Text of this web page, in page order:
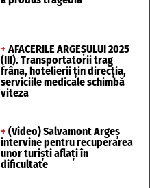
+ AFACERILE ARGEȘULUI 2025
(III). Transportatorii trag
frâna, hotelierii țin direcția,
serviciile medicale schimbă
viteza
+ (Video) Salvamont Argeș
intervine pentru recuperarea
unor turişti aflaţi în
dificultate